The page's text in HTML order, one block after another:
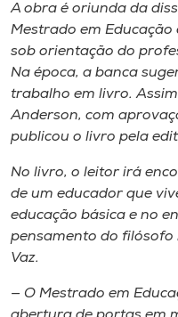
Selecione
o idioma
A+
A-
A obra é oriunda da
Mestrado em Educação
sob orientação do
Na época, a banca
trabalho em livro.
Anderson, com
publicou o livro pela
No livro, o leitor irá
de um educador que
educação básica e no
pensamento do filósofo
Vaz.
— O Mestrado em